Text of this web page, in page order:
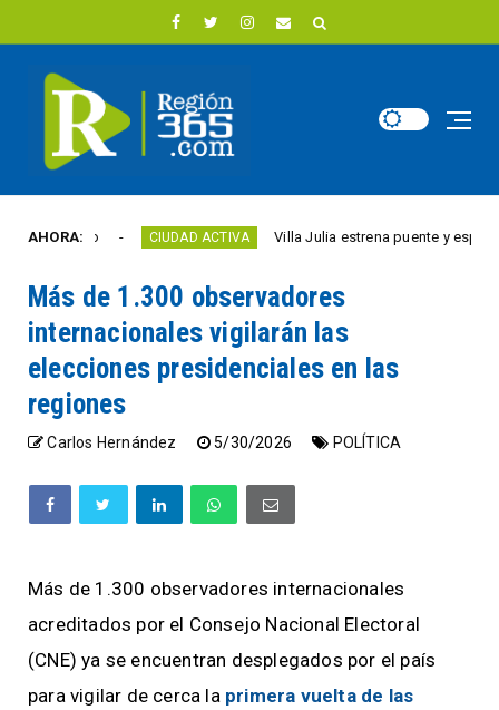
AHORA:
año CIUDAD ACTIVA Villa Julia estrena puente y espacios
Más de 1.300 observadores
internacionales vigilarán las
elecciones presidenciales en las
regiones
Carlos Hernández 5/30/2026 POLÍTICA
Más de 1.300 observadores internacionales
acreditados por el Consejo Nacional Electoral
(CNE) ya se encuentran desplegados por el país
para vigilar de cerca la primera vuelta de las